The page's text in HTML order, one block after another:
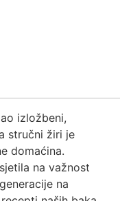
izložbeni,
stručni žiri je
domaćina.
na važnost
na